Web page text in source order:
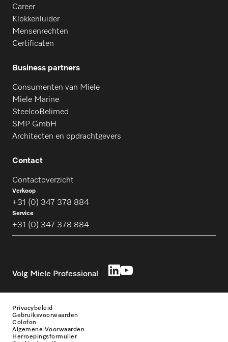
Career
Klokkenluider
Mensenrechten
Certificaten
Business partners
Consumenten van Miele
Miele Marine
SteelcoBelimed
SMP GmbH
Architecten en opdrachtgevers
Contact
Contactoverzicht
Verkoop
+31 (0) 347 378 884
Service
+31 (0) 347 378 884
Volg Miele Professional
Privacybeleid
Gebruiksvoorwaarden
Colofon
Algemene Voorwaarden
Herroepingsformulier